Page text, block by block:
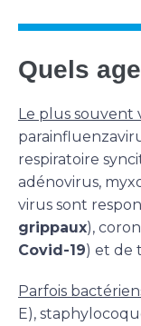
Quels
Le plus souvent
respiratoire
adénovirus,
virus sont
grippaux),
Covid-19) et de
Parfois
E),